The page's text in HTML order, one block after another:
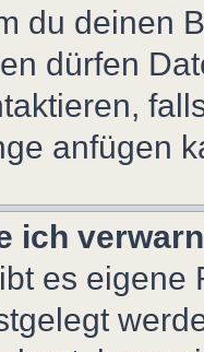
du deinen
dürfen
anfügen
ich
es